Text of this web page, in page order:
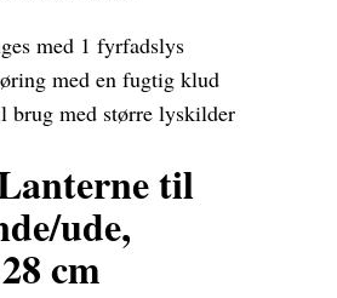
med 1 fyrfadslys
med en fugtig klud
brug med større lyskilder
til
ude,
cm